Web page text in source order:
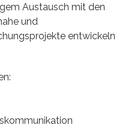
Austausch mit den
und
entwickeln